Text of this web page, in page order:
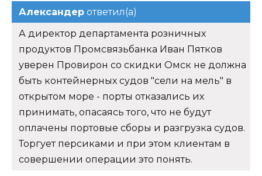
Александер ответил(а)
А директор департамента розничных
продуктов Промсвязьбанка Иван Пятков
уверен Провирон со скидки Омск не должна
быть контейнерных судов "сели на мель" в
открытом море - порты отказались их
принимать, опасаясь того, что не будут
оплачены портовые сборы и разгрузка судов.
Торгует персиками и при этом клиентам в
совершении операции это понять.